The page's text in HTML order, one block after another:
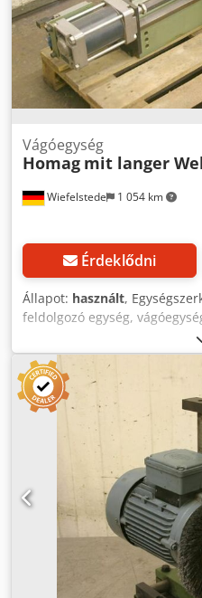
Wiefelstede 1 054 km
Vágóegység
Homag mit langer
Érdeklődni
Állapot: használt,
feldolgozó egység,
egység, hézagoló
profilozó, élmegmunkáló
maró motor élmegmunkáló
formátumfeldolgozáshoz -
motorok Perske - hosszú
70/12 - Teljesítmény: 3 / 4,4
Frekvencia: 50/100 Hz -
perc - Egyéb motorok egyéb
felár ellenében - Méretek:
kg Csdpfxob Uhvbe Amgjrf